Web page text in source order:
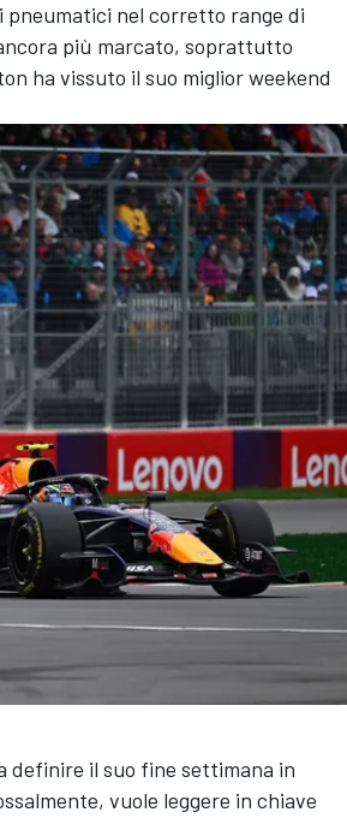
nel corretto range di
più marcato, soprattutto
ha vissuto il suo miglior weekend
definire il suo fine settimana in
vuole leggere in chiave